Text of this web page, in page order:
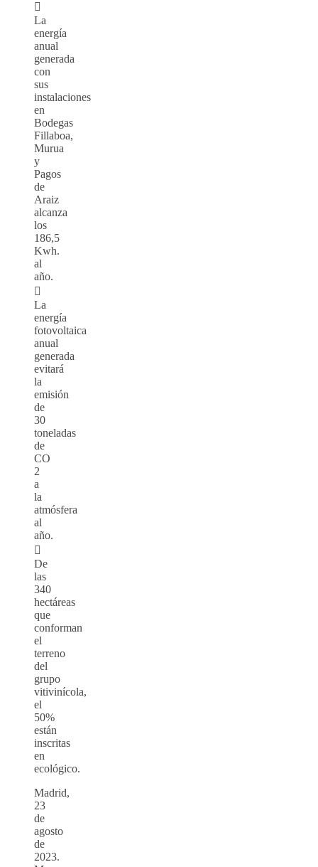

La
energía
anual
generada
con
sus
instalaciones
en
Bodegas
Fillaboa,
Murua
y
Pagos
de
Araiz
alcanza
los
186,5
Kwh.
al
año.

La
energía
fotovoltaica
anual
generada
evitará
la
emisión
de
30
toneladas
de
CO
2
a
la
atmósfera
al
año.

De
las
340
hectáreas
que
conforman
el
terreno
del
grupo
vitivinícola,
el
50%
están
inscritas
en
ecológico.
Madrid,
23
de
agosto
de
2023.